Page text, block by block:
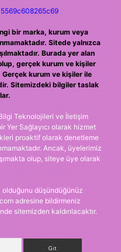
bir marka, kurum veya
Sitede yalnızca
Burada yer alan
gerçek kurum ve kişiler
Gerçek kurum ve kişiler ile
Sitemizdeki bilgiler taslak
Teknolojileri ve İletişim
Yer Sağlayıcı olarak hizmet
proaktif olarak denetleme
Ancak, üyelerimiz
olup, siteye üye olarak
olduğunu düşündüğünüz
adresine bildirmeniz
sitemizden kaldırılacaktır.